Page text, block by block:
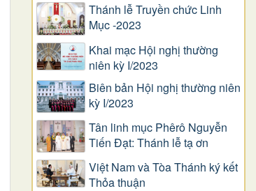
Thánh lễ Truyền chức Linh
Mục -2023
Khai mạc Hội nghị thường
niên kỳ I/2023
Biên bản Hội nghị thường niên
kỳ I/2023
Tân linh mục Phêrô Nguyễn
Tiến Đạt: Thánh lễ tạ ơn
Việt Nam và Tòa Thánh ký kết
Thỏa thuận